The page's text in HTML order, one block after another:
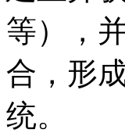
等），
合，形
统。